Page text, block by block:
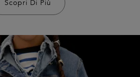
Scopri Di Più